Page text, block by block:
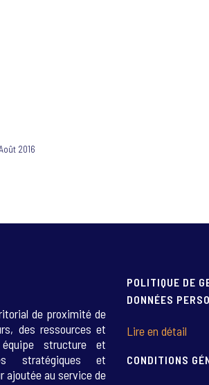
2016
de proximité de
des ressources et
structure et
stratégiques et
ajoutée au service de
POLITIQUE DE
DONNÉES
Lire en détail
CONDITIONS